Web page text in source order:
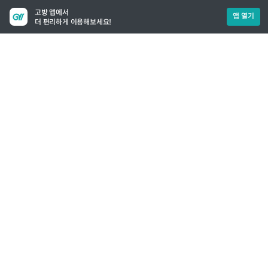
고방 앱에서
더 편리하게 이용해보세요!
앱 열기